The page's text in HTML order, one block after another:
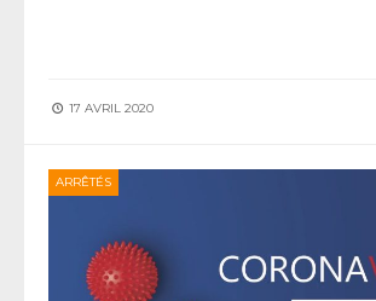
17 AVRIL 2020
ARRÊTÉS